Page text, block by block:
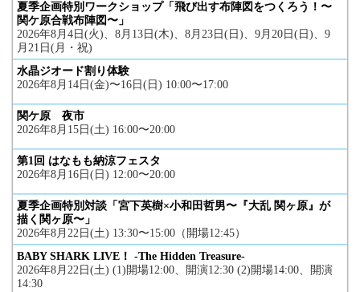
夏季企画特別ワークショップ「飛び出す布陣図をつくろう！〜
関ケ原合戦布陣図〜」
2026年8月4日(火)、8月13日(木)、8月23日(日)、9月20日(日)、9
月21日(月・祝)
水晶ジオード割り体験
2026年8月14日(金)〜16日(日) 10:00〜17:00
関ケ原 夜市
2026年8月15日(土) 16:00〜20:00
第1回 はなもも納涼フェスタ
2026年8月16日(日) 12:00〜20:00
夏季企画特別対談「宮下英樹×小和田哲男〜『大乱 関ヶ原』が
描く関ヶ原〜」
2026年8月22日(土) 13:30〜15:00（開場12:45）
BABY SHARK LIVE！ -The Hidden Treasure-
2026年8月22日(土) (1)開場12:00、開演12:30 (2)開場14:00、開演
14:30